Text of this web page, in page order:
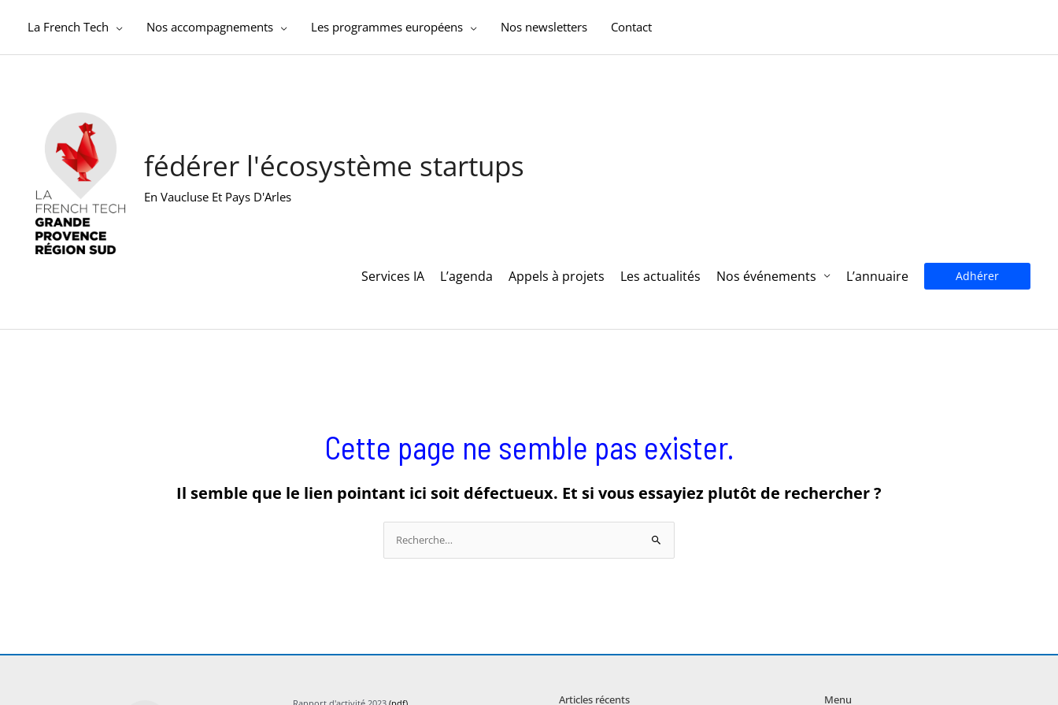
La French Tech Nos accompagnements Les programmes européens Nos newsletters Contact
fédérer l'écosystème startups
En Vaucluse Et Pays D'Arles
Services IA L’agenda Appels à projets Les actualités Nos événements L’annuaire Adhérer
Cette page ne semble pas exister.
Il semble que le lien pointant ici soit défectueux. Et si vous essayiez plutôt de rechercher ?
Rechercher :
Articles récents Menu